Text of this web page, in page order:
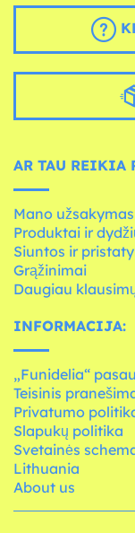
AR TAU REIKIA
Mano užsakymas
Produktai ir
Siuntos ir
Grąžinimai
Daugiau
INFORMACIJA:
„Funidelia“
Teisinis
Privatumo
Slapukų politika
Svetainės
Lithuania
About us